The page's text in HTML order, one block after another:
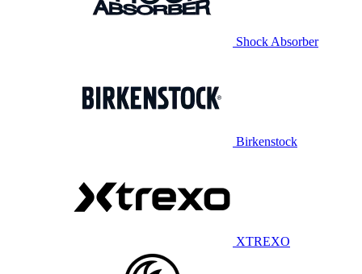
Shock Absorber
Birkenstock
XTREXO